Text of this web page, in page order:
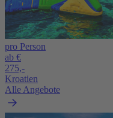
pro Person
ab €
275,-
Kroatien
Alle Angebote